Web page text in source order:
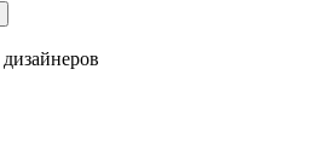
дизайнеров